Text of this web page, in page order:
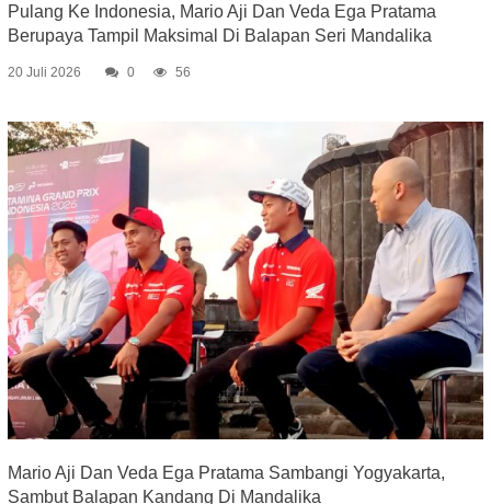
Pulang Ke Indonesia, Mario Aji Dan Veda Ega Pratama
Berupaya Tampil Maksimal Di Balapan Seri Mandalika
20 Juli 2026 0 56
Mario Aji Dan Veda Ega Pratama Sambangi Yogyakarta,
Sambut Balapan Kandang Di Mandalika